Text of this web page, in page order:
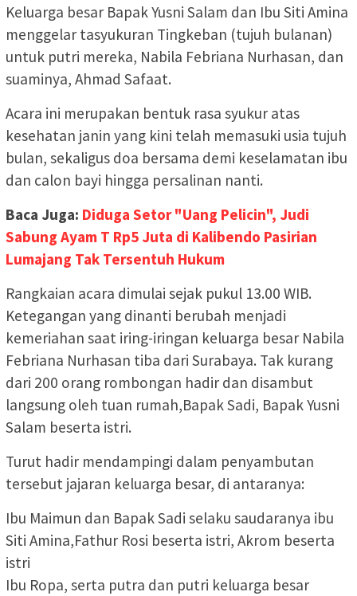
Keluarga besar Bapak Yusni Salam dan Ibu Siti Amina
menggelar tasyukuran Tingkeban (tujuh bulanan)
untuk putri mereka, Nabila Febriana Nurhasan, dan
suaminya, Ahmad Safaat.
Acara ini merupakan bentuk rasa syukur atas
kesehatan janin yang kini telah memasuki usia tujuh
bulan, sekaligus doa bersama demi keselamatan ibu
dan calon bayi hingga persalinan nanti.
Baca Juga: Diduga Setor "Uang Pelicin", Judi
Sabung Ayam T Rp5 Juta di Kalibendo Pasirian
Lumajang Tak Tersentuh Hukum
Rangkaian acara dimulai sejak pukul 13.00 WIB.
Ketegangan yang dinanti berubah menjadi
kemeriahan saat iring-iringan keluarga besar Nabila
Febriana Nurhasan tiba dari Surabaya. Tak kurang
dari 200 orang rombongan hadir dan disambut
langsung oleh tuan rumah,Bapak Sadi, Bapak Yusni
Salam beserta istri.
Turut hadir mendampingi dalam penyambutan
tersebut jajaran keluarga besar, di antaranya:
Ibu Maimun dan Bapak Sadi selaku saudaranya ibu
Siti Amina,Fathur Rosi beserta istri, Akrom beserta
istri
Ibu Ropa, serta putra dan putri keluarga besar